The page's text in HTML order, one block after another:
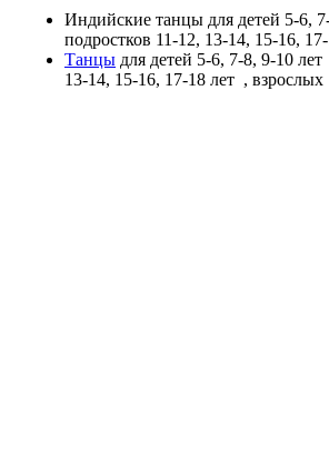
Индийские танцы для детей 5-6,
подростков 11-12, 13-14, 15-16,
Танцы для детей 5-6, 7-8, 9-10 лет
13-14, 15-16, 17-18 лет , взрослых